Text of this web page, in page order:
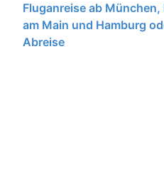
Kunst, Kultur & Kulinarik
Städtereisen
Fluganreise ab
am Main und Hamburg
Abreise